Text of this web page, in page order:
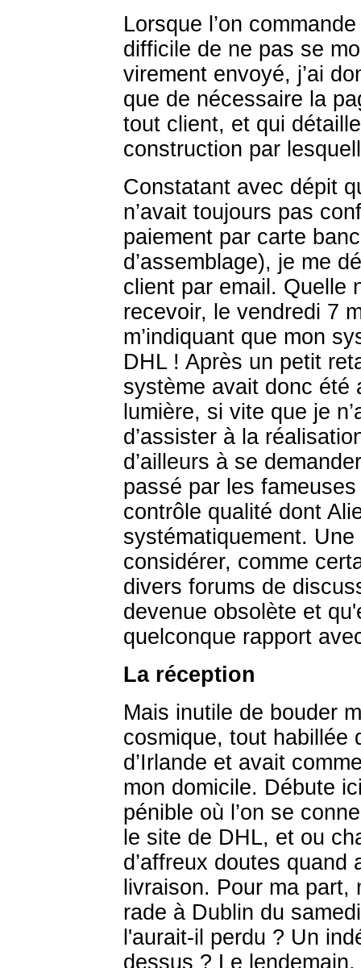
Lorsque l’on
difficile de ne pas se
virement envoyé, j’ai
que de nécessaire la
tout client, et qui
construction par
Constatant avec dépit
n’avait toujours pas
paiement par carte
d’assemblage), je me
client par email. Quelle
recevoir, le vendredi 7
m’indiquant que mon
DHL ! Après un petit
système avait donc été
lumière, si vite que je
d’assister à la
d’ailleurs à se
passé par les
contrôle qualité dont
systématiquement.
considérer, comme
divers forums de
devenue obsolète et
quelconque rapport
La réception
Mais inutile de bouder
cosmique, tout habillée
d’Irlande et avait
mon domicile. Débute
pénible où l’on se
le site de DHL, et ou
d’affreux doutes quand
livraison. Pour ma
rade à Dublin du
l'aurait-il perdu ? Un
dessus ? Le